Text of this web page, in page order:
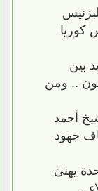
كوريا
بين
.. ومن
أحمد
جهود
يهنئ
..